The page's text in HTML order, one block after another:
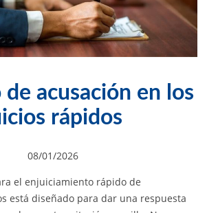
de acusación en los
rápidos
08/01/2026
el enjuiciamiento rápido de
está diseñado para dar una respuesta